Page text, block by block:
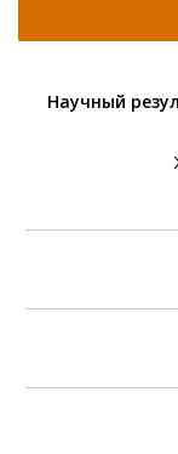
Научный